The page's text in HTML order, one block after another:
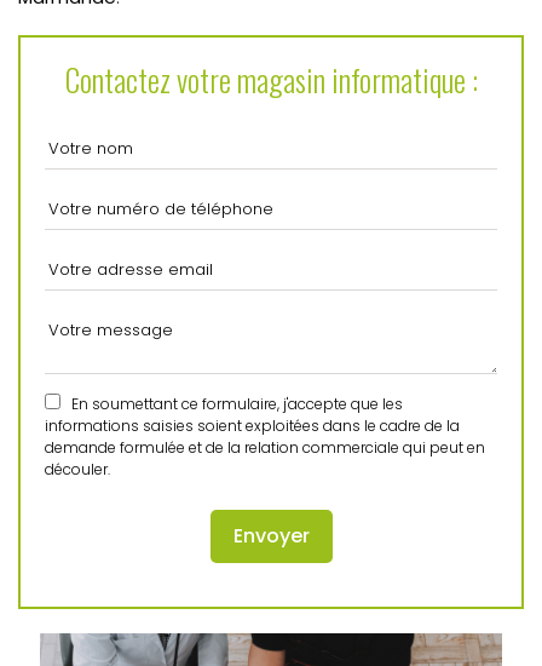
Contactez votre magasin informatique :
En soumettant ce formulaire, j'accepte que les
informations saisies soient exploitées dans le cadre de la
demande formulée et de la relation commerciale qui peut en
découler.